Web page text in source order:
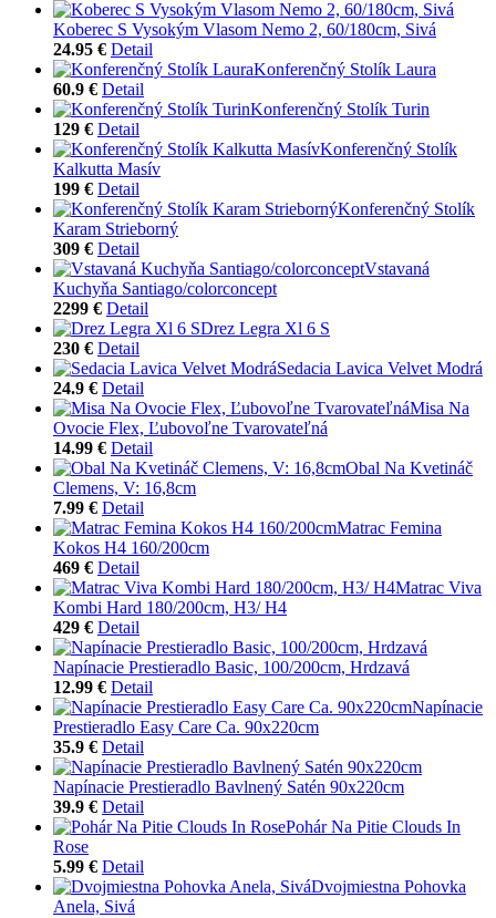
Koberec S Vysokým Vlasom Nemo 2, 60/180cm, Sivá
24.95 € Detail
Konferenčný Stolík Laura
60.9 € Detail
Konferenčný Stolík Turin
129 € Detail
Konferenčný Stolík
Kalkutta Masív
199 € Detail
Konferenčný Stolík
Karam Strieborný
309 € Detail
Vstavaná
Kuchyňa Santiago/colorconcept
2299 € Detail
Drez Legra Xl 6 S
230 € Detail
Sedacia Lavica Velvet Modrá
24.9 € Detail
Misa Na
Ovocie Flex, Ľubovoľne Tvarovateľná
14.99 € Detail
Obal Na Kvetináč
Clemens, V: 16,8cm
7.99 € Detail
Matrac Femina
Kokos H4 160/200cm
469 € Detail
Matrac Viva
Kombi Hard 180/200cm, H3/ H4
429 € Detail
Napínacie Prestieradlo Basic, 100/200cm, Hrdzavá
12.99 € Detail
Napínacie
Prestieradlo Easy Care Ca. 90x220cm
35.9 € Detail
Napínacie Prestieradlo Bavlnený Satén 90x220cm
39.9 € Detail
Pohár Na Pitie Clouds In
Rose
5.99 € Detail
Dvojmiestna Pohovka
Anela, Sivá